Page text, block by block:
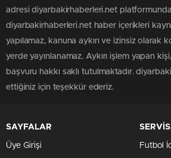
adresi diyarbakirhaberleri.net
diyarbakirhaberleri.net haber içerikleri
yapılamaz, kanuna aykırı ve izinsiz olarak
yerde yayınlanamaz. Aykırı işlem yapan
başvuru hakkı saklı tutulmaktadır.
ettiğiniz için teşekkür ederiz.
SAYFALAR
Üye Girişi Futbol